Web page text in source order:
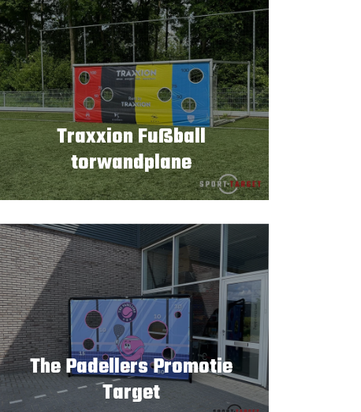
Traxxion Fußball
torwandplane
The Padellers Promotie
Target